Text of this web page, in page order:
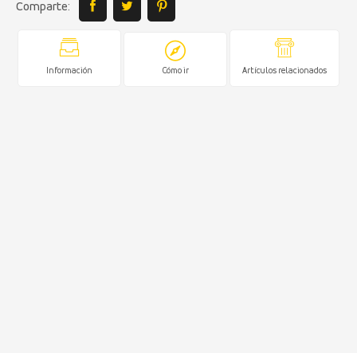
Comparte:
Información Cómo ir Artículos relacionados